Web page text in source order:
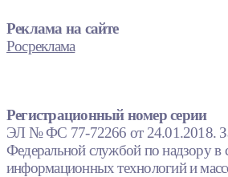
Реклама на сайте
Росреклама
Регистрационный номер серии
ЭЛ № ФС 77-72266 от 24.01.2018.
Федеральной службой по надзору в
информационных технологий и